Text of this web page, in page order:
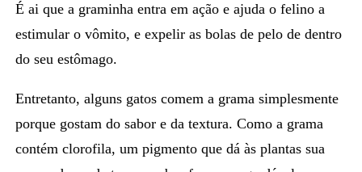
É ai que a graminha entra em ação e ajuda o felino a
estimular o vômito, e expelir as bolas de pelo de dentro
do seu estômago.
Entretanto, alguns gatos comem a grama simplesmente
porque gostam do sabor e da textura. Como a grama
contém clorofila, um pigmento que dá às plantas sua